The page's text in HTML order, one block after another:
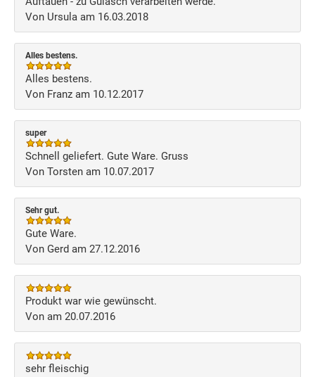
Von Ursula am 16.03.2018
Alles bestens.
Alles bestens.
Von Franz am 10.12.2017
super
Schnell geliefert. Gute Ware. Gruss
Von Torsten am 10.07.2017
Sehr gut.
Gute Ware.
Von Gerd am 27.12.2016
Produkt war wie gewünscht.
Von am 20.07.2016
sehr fleischig